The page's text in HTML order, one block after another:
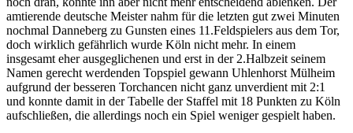
amtierende deutsche Meister nahm für die letzten gut zwei Minuten
nochmal Danneberg zu Gunsten eines 11.Feldspielers aus dem Tor,
doch wirklich gefährlich wurde Köln nicht mehr. In einem
insgesamt eher ausgeglichenen und erst in der 2.Halbzeit seinem
Namen gerecht werdenden Topspiel gewann Uhlenhorst Mülheim
aufgrund der besseren Torchancen nicht ganz unverdient mit 2:1
und konnte damit in der Tabelle der Staffel mit 18 Punkten zu Köln
aufschließen, die allerdings noch ein Spiel weniger gespielt haben.